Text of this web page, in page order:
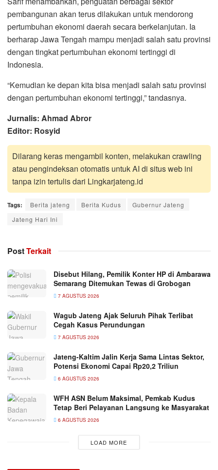
pembangunan akan terus dilakukan untuk mendorong
pertumbuhan ekonomi daerah secara berkelanjutan. Ia
berharap Jawa Tengah mampu menjadi salah satu provinsi
dengan tingkat pertumbuhan ekonomi tertinggi di
Indonesia.
“Kemudian ke depan kita bisa menjadi salah satu provinsi
dengan pertumbuhan ekonomi tertinggi,” tandasnya.
Jurnalis: Ahmad Abror
Editor: Rosyid
Dilarang keras mengambil konten, melakukan crawling
atau pengindeksan otomatis untuk AI di situs web ini
tanpa izin tertulis dari Lingkarjateng.id
Tags: Berita jateng Berita Kudus
Gubernur Jateng
Jateng Hari Ini
PostTerkait
Disebut Hilang, Pemilik Konter HP di Ambarawa
Semarang Ditemukan Tewas di Grobogan
7 AGUSTUS 2026
Wagub Jateng Ajak Seluruh Pihak Terlibat
Cegah Kasus Perundungan
7 AGUSTUS 2026
Jateng-Kaltim Jalin Kerja Sama Lintas Sektor,
Potensi Ekonomi Capai Rp20,2 Triliun
6 AGUSTUS 2026
WFH ASN Belum Maksimal, Pemkab Kudus
Tetap Beri Pelayanan Langsung ke Masyarakat
6 AGUSTUS 2026
LOAD MORE